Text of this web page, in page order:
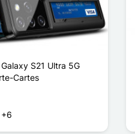
S21 Ultra 5G
Cartes
+6